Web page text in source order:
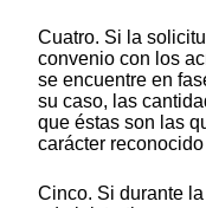
Cuatro. Si la
convenio con los
se encuentre en
su caso, las
que éstas son las
carácter
Cinco. Si durante